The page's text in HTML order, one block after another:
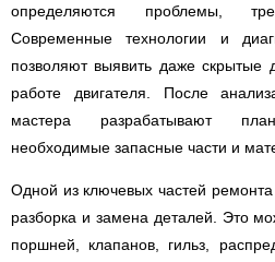
определяются проблемы,
Современные технологии и
позволяют выявить даже скрытые
работе двигателя. После
мастера разрабатывают
необходимые запасные части и
Одной из ключевых частей ремонта
разборка и замена деталей. Это
поршней, клапанов, гильз,